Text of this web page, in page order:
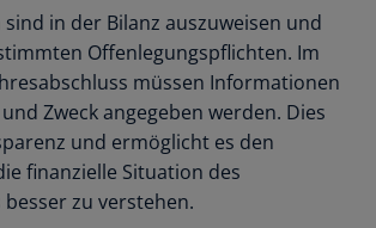
in der Bilanz auszuweisen und
Offenlegungspflichten. Im
müssen Informationen
Zweck angegeben werden. Dies
und ermöglicht es den
finanzielle Situation des
zu verstehen.